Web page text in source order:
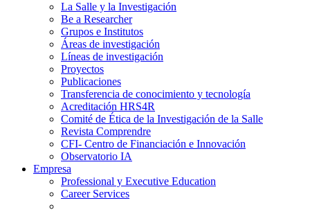
La Salle y la Investigación
Be a Researcher
Grupos e Institutos
Áreas de investigación
Líneas de investigación
Proyectos
Publicaciones
Transferencia de conocimiento y tecnología
Acreditación HRS4R
Comité de Ética de la Investigación de la Salle
Revista Comprendre
CFI- Centro de Financiación e Innovación
Observatorio IA
Empresa
Professional y Executive Education
Career Services